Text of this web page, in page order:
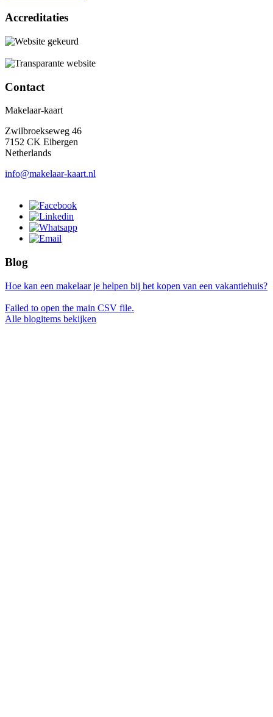
Accreditaties
Contact
Makelaar-kaart
Zwilbroekseweg 46
7152 CK Eibergen
Netherlands
info@makelaar-kaart.nl
Blog
Hoe kan een makelaar je helpen bij het kopen van een vakantiehuis?
Failed to open the main CSV file.
Alle blogitems bekijken